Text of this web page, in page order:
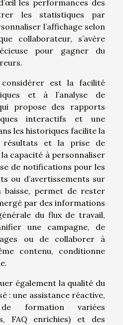
les performances des
les statistiques par
l’affichage selon
collaborateur, s’avère
pour gagner du
est la facilité
et à l’analyse de
propose des rapports
interactifs et une
les historiques facilite la
résultats et la prise de
capacité à personnaliser
de notifications pour les
ou d’avertissements sur
baisse, permet de rester
par des informations
du flux de travail,
une campagne, de
ou de collaborer à
contenu, conditionne
également la qualité du
: une assistance réactive,
formation variées
FAQ enrichies) et des